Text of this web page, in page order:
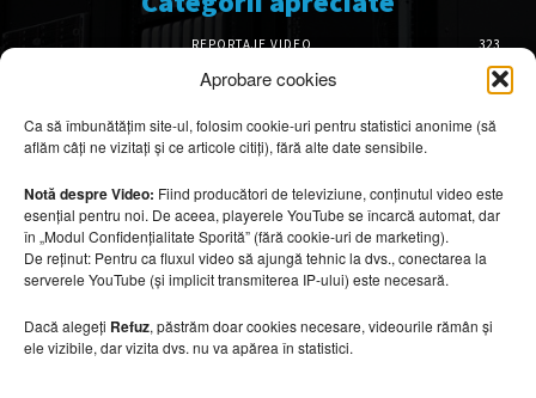
Aprobare cookies
Ca să îmbunătățim site-ul, folosim cookie-uri pentru statistici anonime (să
aflăm câți ne vizitați și ce articole citiți), fără alte date sensibile.
Notă despre Video: Fiind producători de televiziune, conținutul video este
esențial pentru noi. De aceea, playerele YouTube se încarcă automat, dar
în „Modul Confidențialitate Sporită” (fără cookie-uri de marketing).
De reținut: Pentru ca fluxul video să ajungă tehnic la dvs., conectarea la
serverele YouTube (și implicit transmiterea IP-ului) este necesară.
Dacă alegeți Refuz, păstrăm doar cookies necesare, videourile rămân și
ele vizibile, dar vizita dvs. nu va apărea în statistici.
REPORTAJE VIDEO
323
AMENAJĂRI INTERIOARE
127
DESIGN INTERIOR
64
ARHITECTURĂ & DESIGN
OPINII & ANALIZE
43
Articole recomandate
Băi spectaculoase inspirate din centrele spa